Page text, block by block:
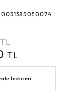
0031385050074
TL
TL
İndirimi